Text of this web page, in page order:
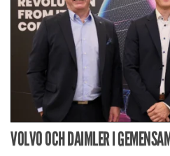
VOLVO OCH DAIMLER I